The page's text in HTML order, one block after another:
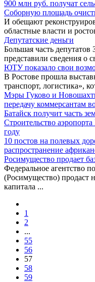
900 млн руб. получат
Соборную площадь
И обещают
областные власти и
Депутатские деньги
Большая часть
представили сведения о
ЮТУ показало свои
В Ростове прошла
транспорт, логистика»,
Мэры Гуково и
передачу коммерсантам
Батайск получит часть
Строительство
году
10 постов на полевых
распространение
Росимущество продает
Федеральное агентство
(Росимущество) продаст
капитала ...
1
2
...
55
56
57
58
59